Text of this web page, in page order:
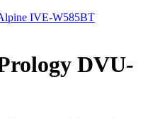
IVE-W585BT
DVU-